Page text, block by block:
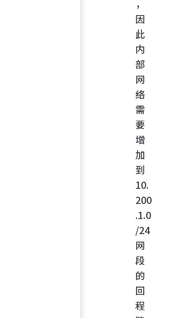
，
因
此
内
部
网
络
需
要
增
加
到
10.
200
.1.0
/24
网
段
的
回
程